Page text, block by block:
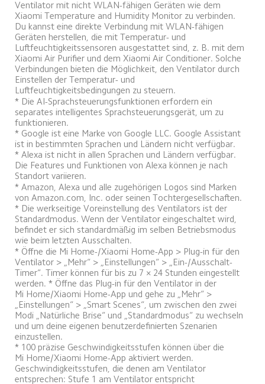
Ventilator mit nicht WLAN-fähigen Geräten wie dem
Xiaomi Temperature and Humidity Monitor zu verbinden.
Du kannst eine direkte Verbindung mit WLAN-fähigen
Geräten herstellen, die mit Temperatur- und
Luftfeuchtigkeitssensoren ausgestattet sind, z. B. mit dem
Xiaomi Air Purifier und dem Xiaomi Air Conditioner. Solche
Verbindungen bieten die Möglichkeit, den Ventilator durch
Einstellen der Temperatur- und
Luftfeuchtigkeitsbedingungen zu steuern.
* Die AI-Sprachsteuerungsfunktionen erfordern ein
separates intelligentes Sprachsteuerungsgerät, um zu
funktionieren.
* Google ist eine Marke von Google LLC. Google Assistant
ist in bestimmten Sprachen und Ländern nicht verfügbar.
* Alexa ist nicht in allen Sprachen und Ländern verfügbar.
Die Features und Funktionen von Alexa können je nach
Standort variieren.
* Amazon, Alexa und alle zugehörigen Logos sind Marken
von Amazon.com, Inc. oder seinen Tochtergesellschaften.
* Die werkseitige Voreinstellung des Ventilators ist der
Standardmodus. Wenn der Ventilator eingeschaltet wird,
befindet er sich standardmäßig im selben Betriebsmodus
wie beim letzten Ausschalten.
* Öffne die Mi Home-/Xiaomi Home-App > Plug-in für den
Ventilator > „Mehr“ > „Einstellungen“ > „Ein-/Ausschalt-
Timer“. Timer können für bis zu 7 × 24 Stunden eingestellt
werden. * Öffne das Plug-in für den Ventilator in der
Mi Home/Xiaomi Home-App und gehe zu „Mehr“ >
„Einstellungen“ > „Smart Scenes“, um zwischen den zwei
Modi „Natürliche Brise“ und „Standardmodus“ zu wechseln
und um deine eigenen benutzerdefinierten Szenarien
einzustellen.
* 100 präzise Geschwindigkeitsstufen können über die
Mi Home/Xiaomi Home-App aktiviert werden.
Geschwindigkeitsstufen, die denen am Ventilator
entsprechen: Stufe 1 am Ventilator entspricht